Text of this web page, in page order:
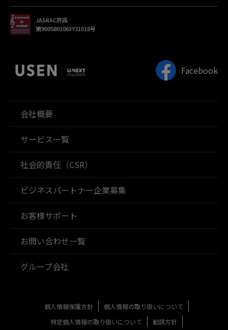
JASRAC許諾
第9005801063Y31018号
Facebook
会社概要
サービス一覧
社会的責任（CSR）
ビジネスパートナー企業募集
お客様サポート
お問い合わせ一覧
グループ会社
個人情報保護方針
個人情報の取り扱いについて
特定個人情報の取り扱いについて
勧誘方針